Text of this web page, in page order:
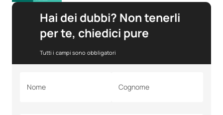
Hai dei dubbi? Non tenerli
per te, chiedici pure
Tutti i campi sono obbligatori
Nome Cognome